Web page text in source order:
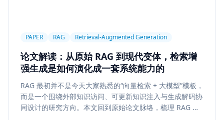
PAPER RAG Retrieval-Augmented Generation
论文解读：从原始 RAG 到现代变体，检索增
强生成是如何演化成一套系统能力的
RAG 最初并不是今天大家熟悉的“向量检索 + 大模型”模板，
而是一个围绕外部知识访问、可更新知识注入与生成解码协
同设计的研究方向。本文回到原始论文脉络，梳理 RAG 如